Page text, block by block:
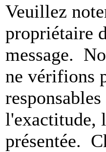
Veuillez
propriétaire
message.
ne vérifions
l'exactitude,
présentée.